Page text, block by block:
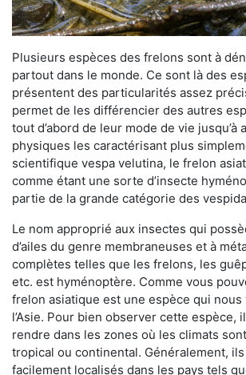
Plusieurs espèces des frelons sont à
partout dans le monde. Ce sont là des
présentent des particularités assez
permet de les différencier des autres
tout d’abord de leur mode de vie jusqu’à
physiques les caractérisant plus
scientifique vespa velutina, le frelon
comme étant une sorte d’insecte
partie de la grande catégorie des
Le nom approprié aux insectes qui
d’ailes du genre membraneuses et à
complètes telles que les frelons, les
etc. est hyménoptère. Comme vous
frelon asiatique est une espèce qui
l’Asie. Pour bien observer cette espèce,
rendre dans les zones où les climats
tropical ou continental. Généralement,
facilement localisés dans les pays tels